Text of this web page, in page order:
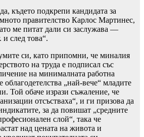
където подкрепи кандидата за
правителство Карлос Мартинес,
ме питат дали си заслужава —
и след това“.
си, като припомни, че миналия
на труда е подписал със
на минималната работна
облагодетелства „най-вече“ младите
Той обаче изрази съжаление, че
отсъстваха“, и ги призова да
за да повишат „средните
слой“, така че
над цената на живота и